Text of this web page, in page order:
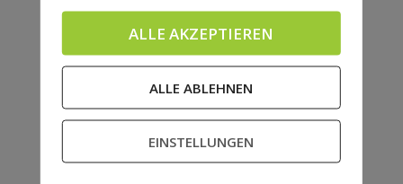
ALLE AKZEPTIEREN
ALLE ABLEHNEN
EINSTELLUNGEN